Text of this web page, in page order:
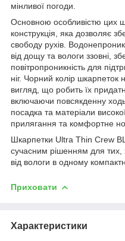
мінливої погоди.
Основною особливістю цих
конструкція, яка дозволяє
свободу рухів.
від дощу та вологи ззовні,
повітропроникність для
ніг. Чорний колір шкарпеток
вигляд, що робить їх
включаючи повсякденну
посадка та матеріали
прилягання та комфортне
Шкарпетки Ultra Thin Crew
сучасним рішенням для тих,
від вологи в одному
Приховати
Характеристики